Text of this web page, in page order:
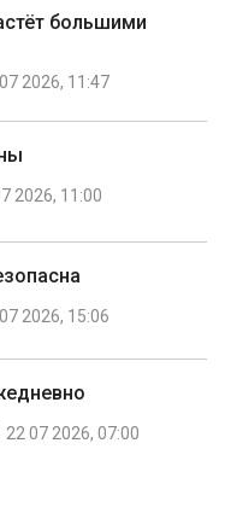
большими
2026, 11:47
2026, 11:00
2026, 15:06
22 07 2026, 07:00